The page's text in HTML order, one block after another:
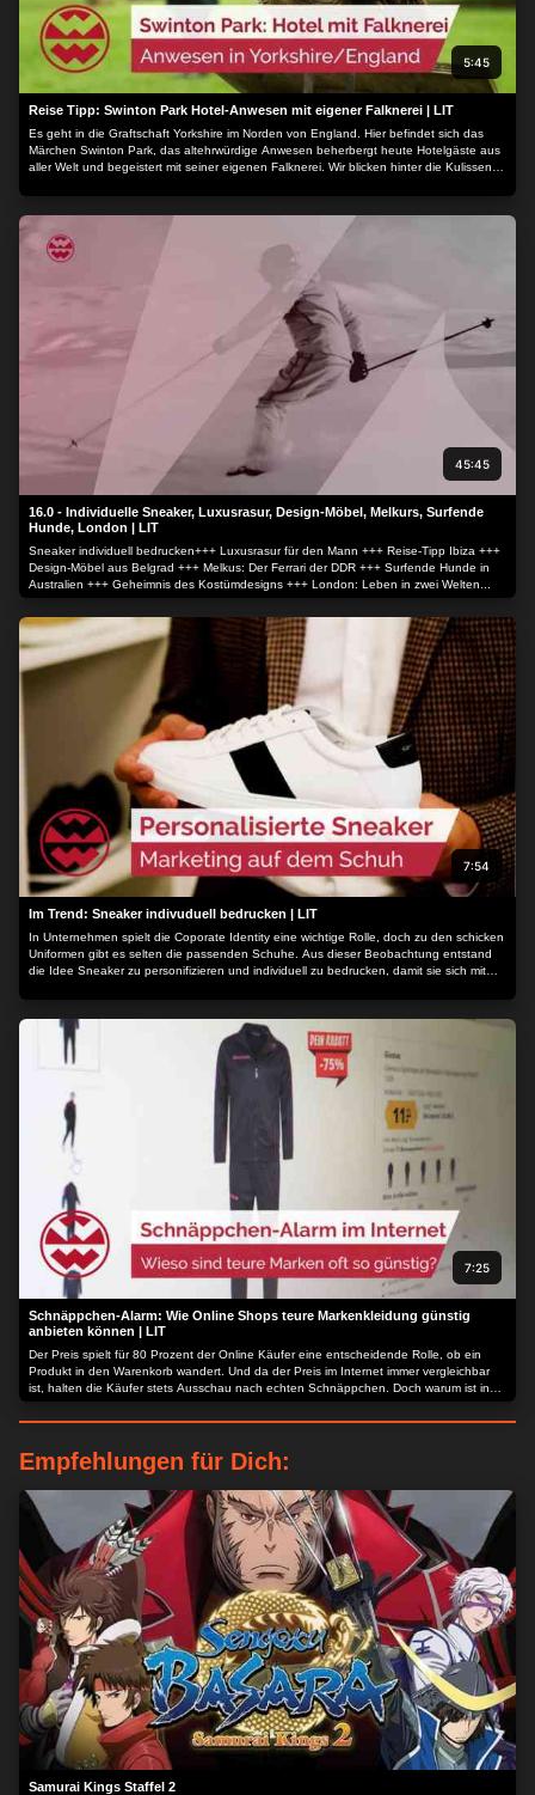
5:45
Reise Tipp: Swinton Park Hotel-Anwesen mit eigener Falknerei | LIT
Es geht in die Graftschaft Yorkshire im Norden von England. Hier befindet sich das
Märchen Swinton Park, das altehrwürdige Anwesen beherbergt heute Hotelgäste aus
aller Welt und begeistert mit seiner eigenen Falknerei. Wir blicken hinter die Kulissen
45:45
16.0 - Individuelle Sneaker, Luxusrasur, Design-Möbel, Melkurs, Surfende
Hunde, London | LIT
Sneaker individuell bedrucken+++ Luxusrasur für den Mann +++ Reise-Tipp Ibiza +++
Design-Möbel aus Belgrad +++ Melkus: Der Ferrari der DDR +++ Surfende Hunde in
Australien +++ Geheimnis des Kostümdesigns +++ London: Leben in zwei Welten...
7:54
Im Trend: Sneaker indivuduell bedrucken | LIT
In Unternehmen spielt die Coporate Identity eine wichtige Rolle, doch zu den schicken
Uniformen gibt es selten die passenden Schuhe. Aus dieser Beobachtung entstand
die Idee Sneaker zu personifizieren und individuell zu bedrucken, damit sie sich mit
7:25
Schnäppchen-Alarm: Wie Online Shops teure Markenkleidung günstig
anbieten können | LIT
Der Preis spielt für 80 Prozent der Online Käufer eine entscheidende Rolle, ob ein
Produkt in den Warenkorb wandert. Und da der Preis im Internet immer vergleichbar
ist, halten die Käufer stets Ausschau nach echten Schnäppchen. Doch warum ist in
manchen Online Shops einfach alles günstig, obwohl hier Markenware verkauft wird?
Diese Frage bekommen häufig auch die Gründer Jevgenij und Aleksandr Borisenko
Empfehlungen für Dich:
Samurai Kings Staffel 2